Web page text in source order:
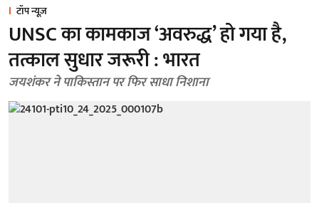
टॉप न्यूज़
UNSC का कामकाज ‘अवरुद्ध’ हो गया है,
तत्काल सुधार जरूरी : भारत
जयशंकर ने पाकिस्तान पर फिर साधा निशाना